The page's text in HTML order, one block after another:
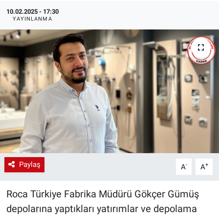
10.02.2025 - 17:30
YAYINLANMA
Paylaş A- A+
Roca Türkiye Fabrika Müdürü Gökçer Gümüş
depolarına yaptıkları yatırımlar ve depolama
Ağır Sanayi Çözümleri